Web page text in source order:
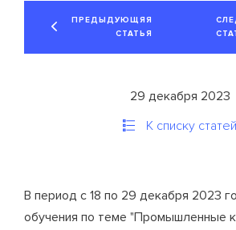
ПРЕДЫДУЮЩЯЯ
СТАТЬЯ
29 декабря 2023
К списку статей
В период с 18 по 29 декабря 2023
обучения по теме "Промышленные